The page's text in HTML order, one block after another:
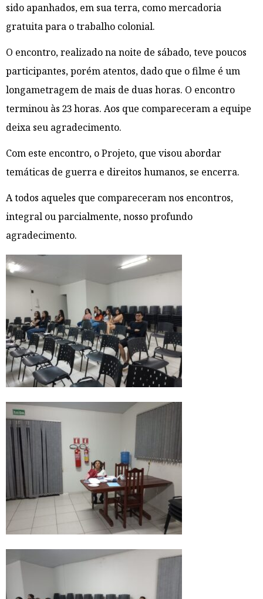
sido apanhados, em sua terra, como mercadoria
gratuita para o trabalho colonial.
O encontro, realizado na noite de sábado, teve poucos
participantes, porém atentos, dado que o filme é um
longametragem de mais de duas horas. O encontro
terminou às 23 horas. Aos que compareceram a equipe
deixa seu agradecimento.
Com este encontro, o Projeto, que visou abordar
temáticas de guerra e direitos humanos, se encerra.
A todos aqueles que compareceram nos encontros,
integral ou parcialmente, nosso profundo
agradecimento.